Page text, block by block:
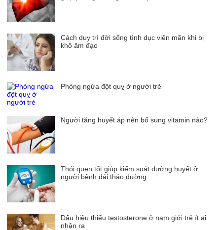
Cách duy trì đời sống tình dục viên mãn khi bị
khô âm đạo
Phòng ngừa đột quỵ ở người trẻ
Người tăng huyết áp nên bổ sung vitamin nào?
Thói quen tốt giúp kiểm soát đường huyết ở
người bệnh đái tháo đường
Dấu hiệu thiếu testosterone ở nam giới trẻ ít ai
nhận ra